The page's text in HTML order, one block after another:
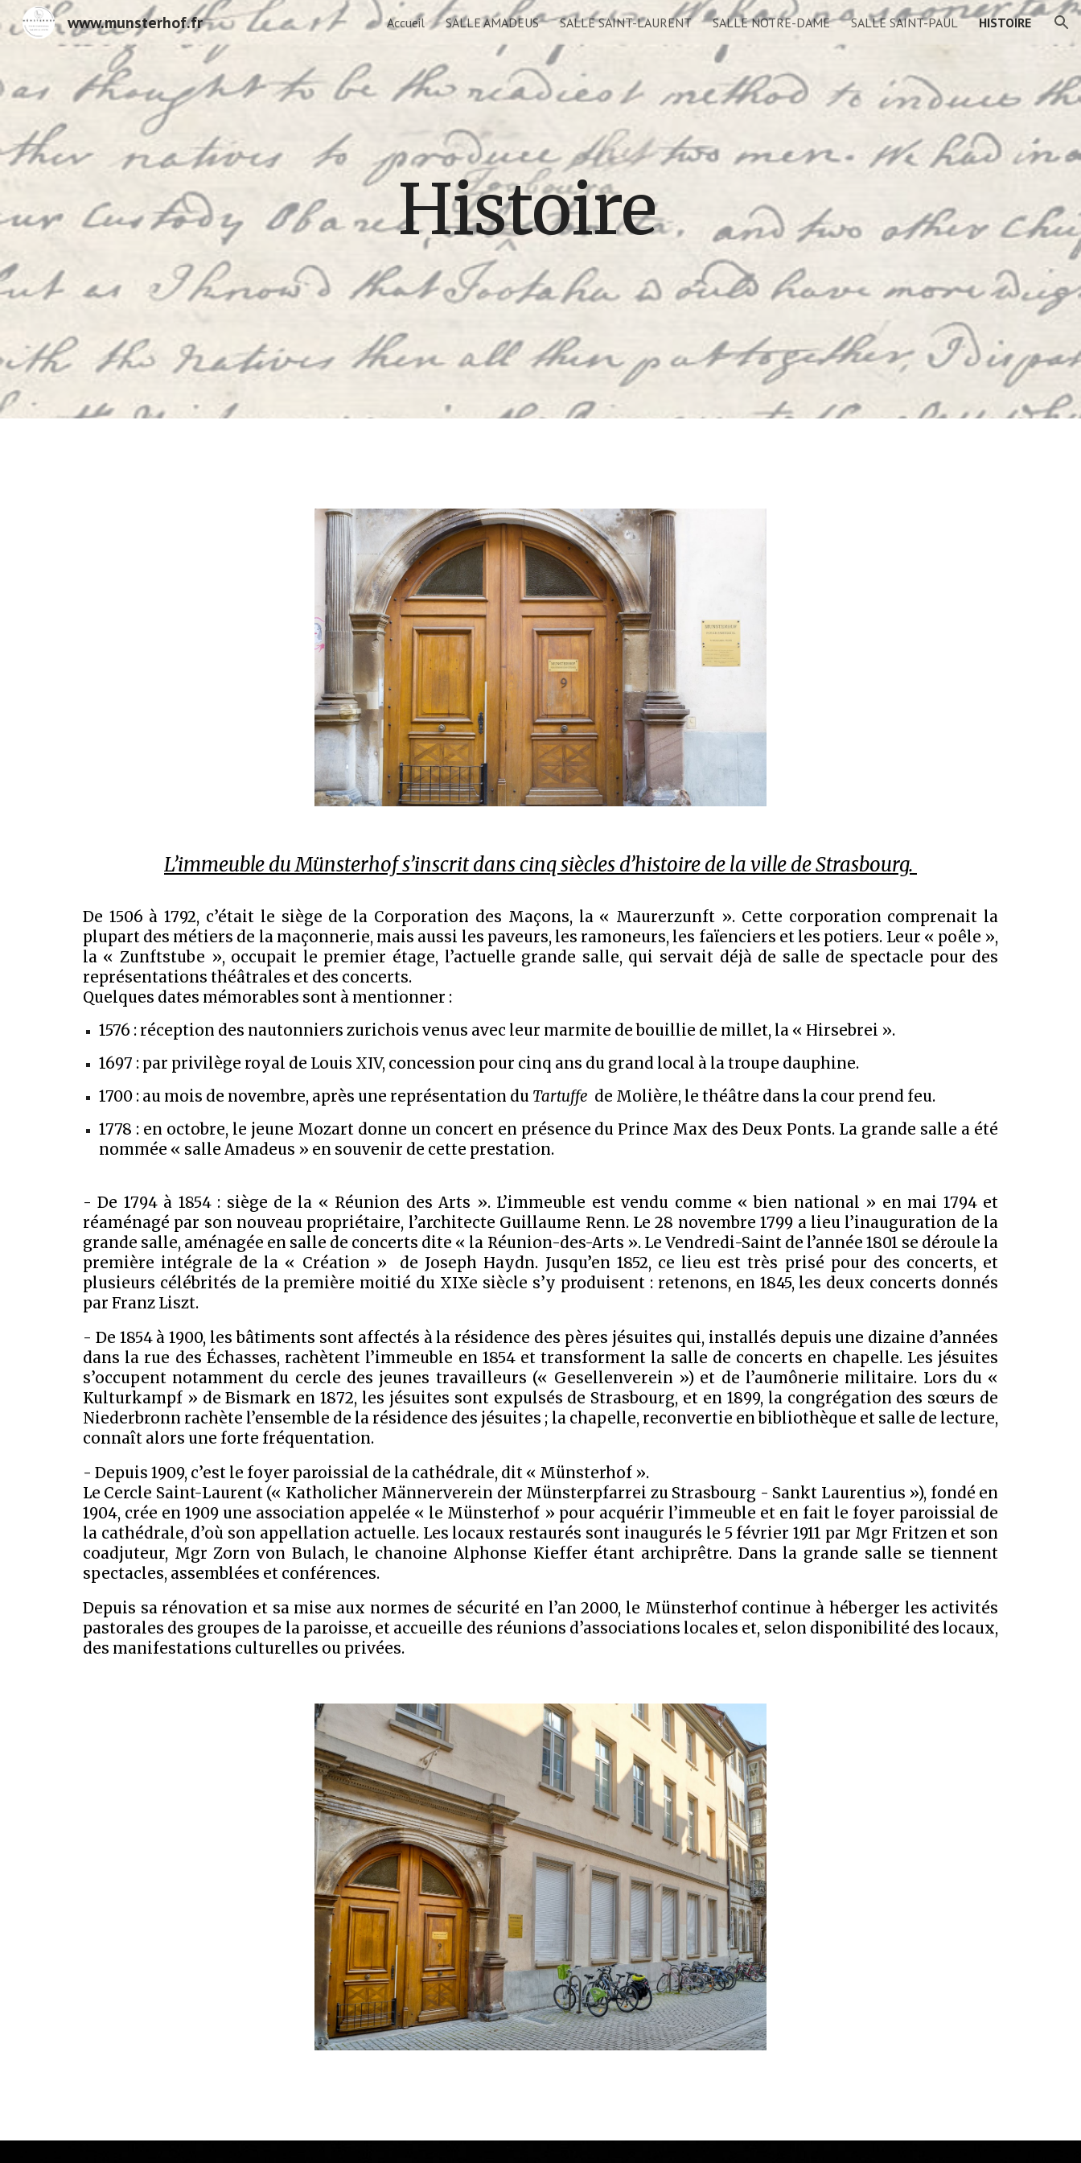
Skip to main content Skip to navigation
www.munsterhof.fr Accueil SALLE AMADEUS SALLE SAINT-LAURENT SALLE NOTRE-DAME SALLE SAINT-PAUL HISTOIRE
Histoire
L’immeuble du Münsterhof s’inscrit dans cinq siècles d’histoire de la ville de Strasbourg.
De 1506 à 1792, c’était le siège de la Corporation des Maçons, la « Maurerzunft ». Cette corporation comprenait la
plupart des métiers de la maçonnerie, mais aussi les paveurs, les ramoneurs, les faïenciers et les potiers. Leur « poêle »,
la « Zunftstube », occupait le premier étage, l’actuelle grande salle, qui servait déjà de salle de spectacle pour des
représentations théâtrales et des concerts.
Quelques dates mémorables sont à mentionner :
1576 : réception des nautonniers zurichois venus avec leur marmite de bouillie de millet, la « Hirsebrei ».
1697 : par privilège royal de Louis XIV, concession pour cinq ans du grand local à la troupe dauphine.
1700 : au mois de novembre, après une représentation du Tartuffe de Molière, le théâtre dans la cour prend feu.
1778 : en octobre, le jeune Mozart donne un concert en présence du Prince Max des Deux Ponts. La grande salle a été
nommée « salle Amadeus » en souvenir de cette prestation.
- De 1794 à 1854 : siège de la « Réunion des Arts ». L’immeuble est vendu comme « bien national » en mai 1794 et
réaménagé par son nouveau propriétaire, l’architecte Guillaume Renn. Le 28 novembre 1799 a lieu l’inauguration de la
grande salle, aménagée en salle de concerts dite « la Réunion-des-Arts ». Le Vendredi-Saint de l’année 1801 se déroule la
première intégrale de la « Création » de Joseph Haydn. Jusqu’en 1852, ce lieu est très prisé pour des concerts, et
plusieurs célébrités de la première moitié du XIXe siècle s’y produisent : retenons, en 1845, les deux concerts donnés
par Franz Liszt.
- De 1854 à 1900, les bâtiments sont affectés à la résidence des pères jésuites qui, installés depuis une dizaine d’années
dans la rue des Échasses, rachètent l’immeuble en 1854 et transforment la salle de concerts en chapelle. Les jésuites
s’occupent notamment du cercle des jeunes travailleurs (« Gesellenverein ») et de l’aumônerie militaire. Lors du «
Kulturkampf » de Bismark en 1872, les jésuites sont expulsés de Strasbourg, et en 1899, la congrégation des sœurs de
Niederbronn rachète l’ensemble de la résidence des jésuites ; la chapelle, reconvertie en bibliothèque et salle de lecture,
connaît alors une forte fréquentation.
- Depuis 1909, c’est le foyer paroissial de la cathédrale, dit « Münsterhof ».
Le Cercle Saint-Laurent (« Katholicher Männerverein der Münsterpfarrei zu Strasbourg - Sankt Laurentius »), fondé en
1904, crée en 1909 une association appelée « le Münsterhof » pour acquérir l’immeuble et en fait le foyer paroissial de
la cathédrale, d’où son appellation actuelle. Les locaux restaurés sont inaugurés le 5 février 1911 par Mgr Fritzen et son
coadjuteur, Mgr Zorn von Bulach, le chanoine Alphonse Kieffer étant archiprêtre. Dans la grande salle se tiennent
spectacles, assemblées et conférences.
Depuis sa rénovation et sa mise aux normes de sécurité en l’an 2000, le Münsterhof continue à héberger les activités
pastorales des groupes de la paroisse, et accueille des réunions d’associations locales et, selon disponibilité des locaux,
des manifestations culturelles ou privées.